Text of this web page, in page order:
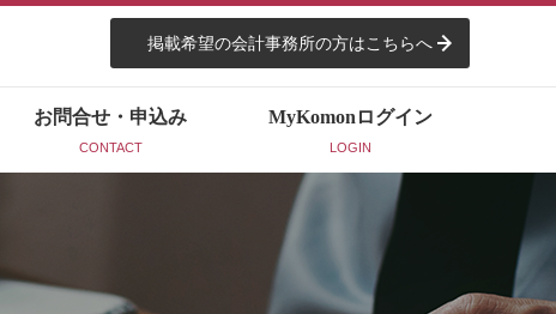
掲載希望の会計事務所の方はこちらへ
お問合せ・申込み
CONTACT
MyKomon ログイン
LOGIN